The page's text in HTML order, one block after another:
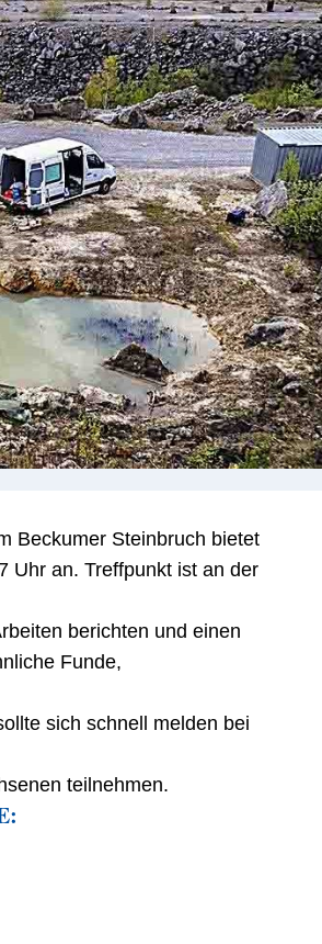
Beckumer Steinbruch bietet
Uhr an. Treffpunkt ist an der
berichten und einen
Funde,
sich schnell melden bei
teilnehmen.